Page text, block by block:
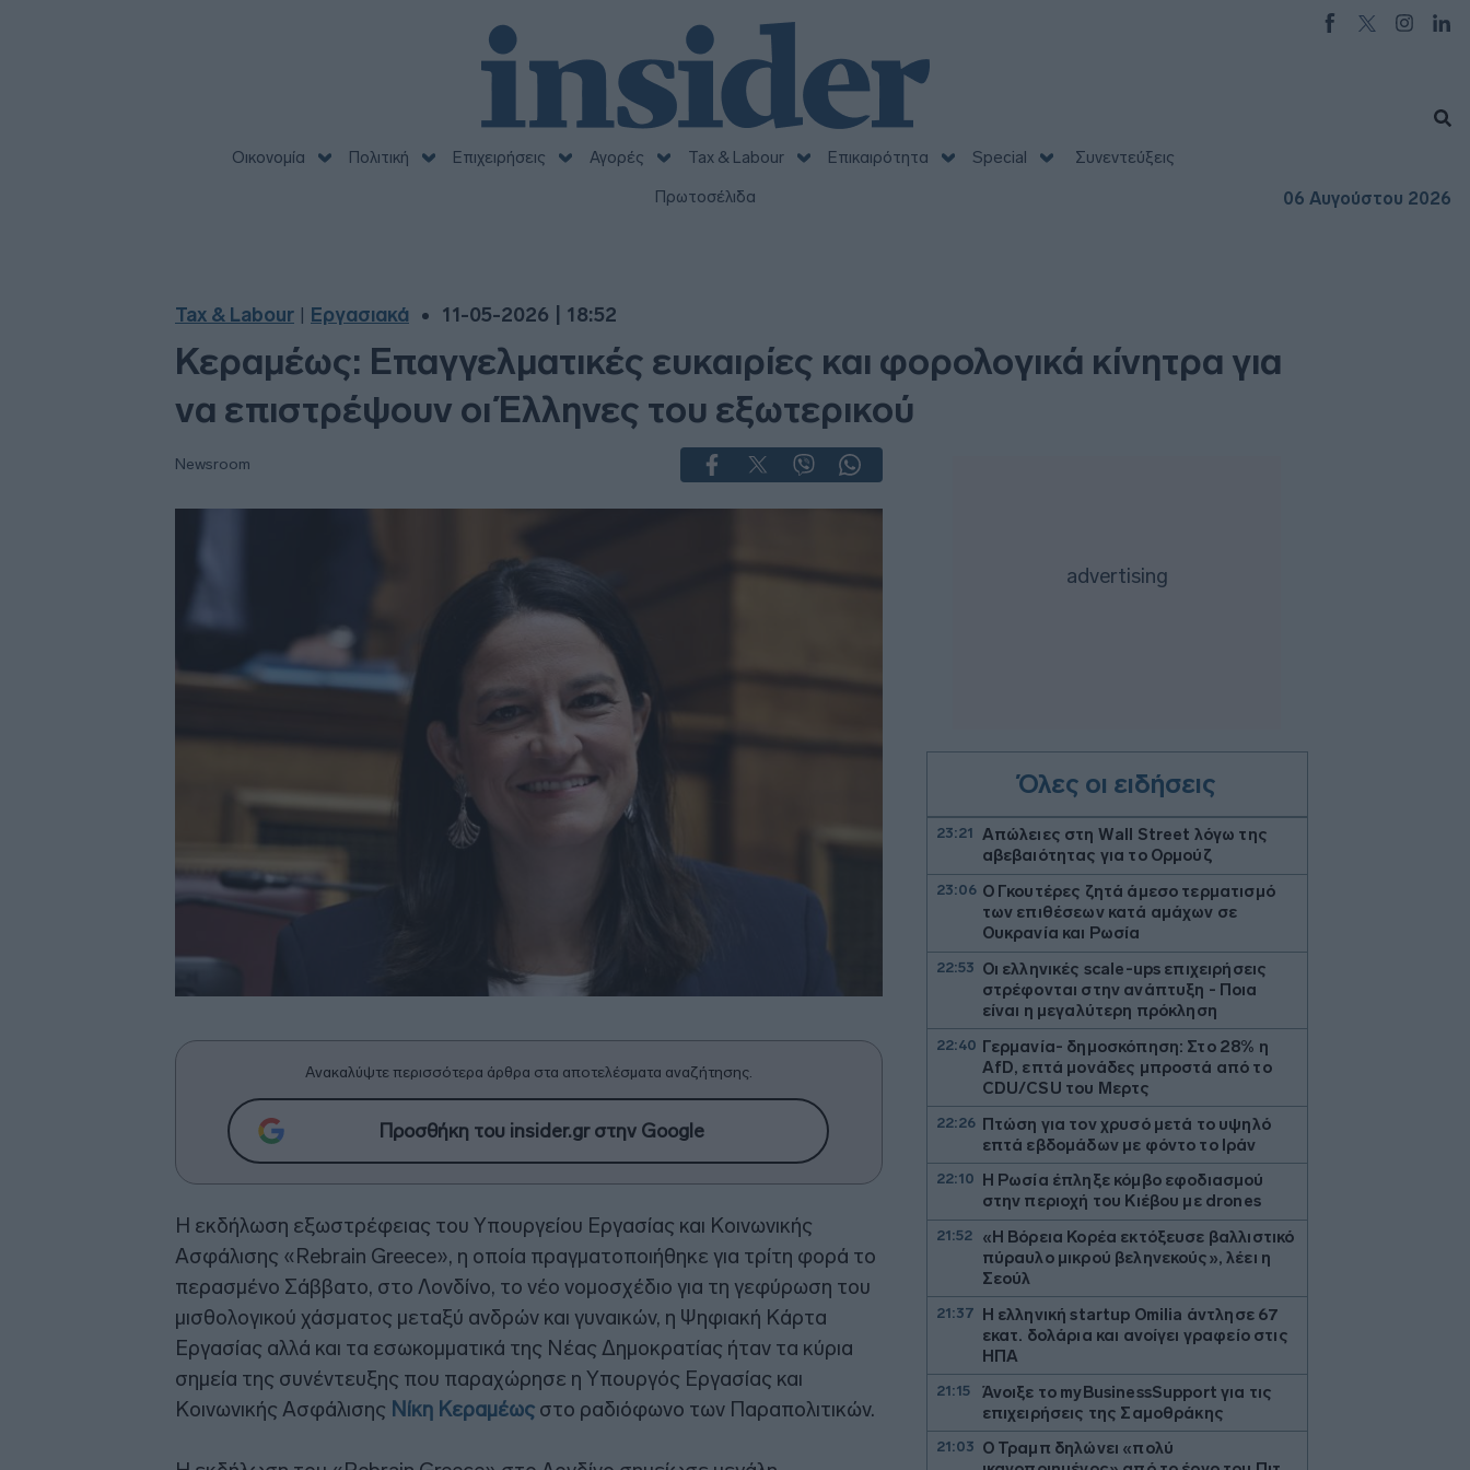
Οικονομία Πολιτική Επιχειρήσεις Αγορές Tax & Labour Επικαιρότητα Special
Συνεντεύξεις
Πρωτοσέλιδα
06 Αυγούστου 2026
Tax & Labour Εργασιακά 11-05-2026 | 18:52
Κεραμέως: Επαγγελματικές ευκαιρίες και φορολογικά κίνητρα για
να επιστρέψουν οι Έλληνες του εξωτερικού
Newsroom
Ανακαλύψτε περισσότερα άρθρα στα αποτελέσματα αναζήτησης.
Προσθήκη του insider.gr στην Google
Η εκδήλωση εξωστρέφειας του Υπουργείου Εργασίας και Κοινωνικής
Ασφάλισης «Rebrain Greece», η οποία πραγματοποιήθηκε για τρίτη φορά το
περασμένο Σάββατο, στο Λονδίνο, το νέο νομοσχέδιο για τη γεφύρωση του
μισθολογικού χάσματος μεταξύ ανδρών και γυναικών, η Ψηφιακή Κάρτα
Εργασίας αλλά και τα εσωκομματικά της Νέας Δημοκρατίας ήταν τα κύρια
σημεία της συνέντευξης που παραχώρησε η Υπουργός Εργασίας και
Κοινωνικής Ασφάλισης Νίκη Κεραμέως στο ραδιόφωνο των Παραπολιτικών.
Όλες οι ειδήσεις
23:21 Απώλειες στη Wall Street λόγω της
αβεβαιότητας για το Ορμούζ
23:06 Ο Γκουτέρες ζητά άμεσο τερματισμό
των επιθέσεων κατά αμάχων σε
Ουκρανία και Ρωσία
22:53 Οι ελληνικές scale-ups επιχειρήσεις
στρέφονται στην ανάπτυξη - Ποια
είναι η μεγαλύτερη πρόκληση
22:40 Γερμανία- δημοσκόπηση: Στο 28% η
AfD, επτά μονάδες μπροστά από το
CDU/CSU του Μερτς
22:26 Πτώση για τον χρυσό μετά το υψηλό
επτά εβδομάδων με φόντο το Ιράν
22:10 Η Ρωσία έπληξε κόμβο εφοδιασμού
στην περιοχή του Κιέβου με drones
21:52
«Η Βόρεια Κορέα εκτόξευσε βαλλιστικό
πύραυλο μικρού βεληνεκούς», λέει η
Σεούλ
21:37 Η ελληνική startup Omilia άντλησε 67
εκατ. δολάρια και ανοίγει γραφείο στις
ΗΠΑ
21:15
Άνοιξε το myBusinessSupport για τις
επιχειρήσεις της Σαμοθράκης
21:03 Ο Τραμπ δηλώνει «πολύ